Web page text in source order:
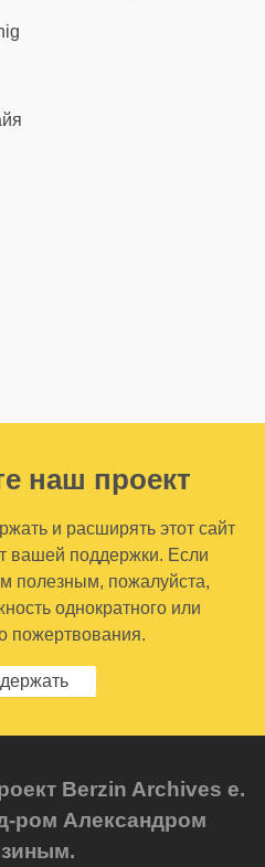
наш проект
и расширять этот сайт
вашей поддержки. Если
полезным, пожалуйста,
однократного или
пожертвования.
Berzin Archives e.
ром Александром